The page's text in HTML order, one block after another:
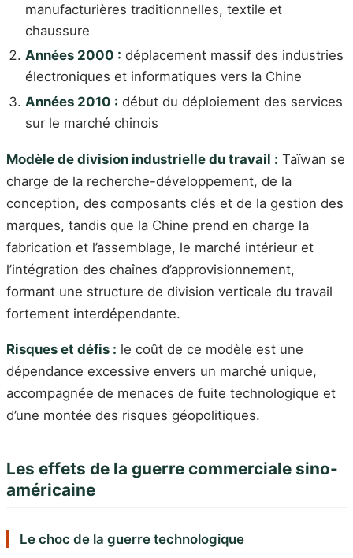
manufacturières traditionnelles, textile et
chaussure
Années 2000 : déplacement massif des industries
électroniques et informatiques vers la Chine
Années 2010 : début du déploiement des services
sur le marché chinois
Modèle de division industrielle du travail : Taïwan se
charge de la recherche-développement, de la
conception, des composants clés et de la gestion des
marques, tandis que la Chine prend en charge la
fabrication et l’assemblage, le marché intérieur et
l’intégration des chaînes d’approvisionnement,
formant une structure de division verticale du travail
fortement interdépendante.
Risques et défis : le coût de ce modèle est une
dépendance excessive envers un marché unique,
accompagnée de menaces de fuite technologique et
d’une montée des risques géopolitiques.
Les effets de la guerre commerciale sino-
américaine
Le choc de la guerre technologique